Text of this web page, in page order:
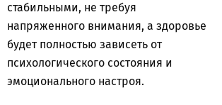
стабильными, не требуя
напряженного внимания, а здоровье
будет полностью зависеть от
психологического состояния и
эмоционального настроя.